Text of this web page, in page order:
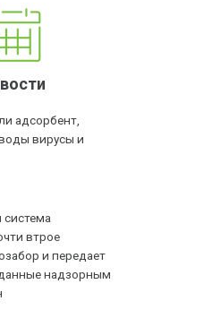
адсорбент,
вирусы и
втрое
и передает
надзорным